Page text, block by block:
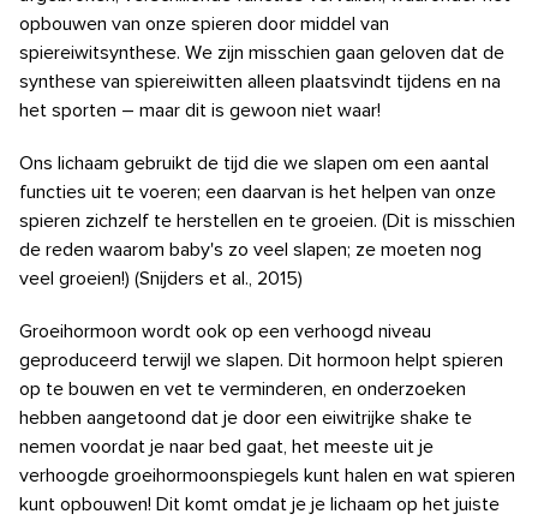
opbouwen van onze spieren door middel van
spiereiwitsynthese. We zijn misschien gaan geloven dat de
synthese van spiereiwitten alleen plaatsvindt tijdens en na
het sporten – maar dit is gewoon niet waar!
Ons lichaam gebruikt de tijd die we slapen om een ​​aantal
functies uit te voeren; een daarvan is het helpen van onze
spieren zichzelf te herstellen en te groeien. (Dit is misschien
de reden waarom baby's zo veel slapen; ze moeten nog
veel groeien!) (Snijders et al., 2015)
Groeihormoon wordt ook op een verhoogd niveau
geproduceerd terwijl we slapen. Dit hormoon helpt spieren
op te bouwen en vet te verminderen, en onderzoeken
hebben aangetoond dat je door een eiwitrijke shake te
nemen voordat je naar bed gaat, het meeste uit je
verhoogde groeihormoonspiegels kunt halen en wat spieren
kunt opbouwen! Dit komt omdat je je lichaam op het juiste